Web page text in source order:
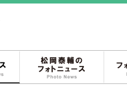
経済ニュース